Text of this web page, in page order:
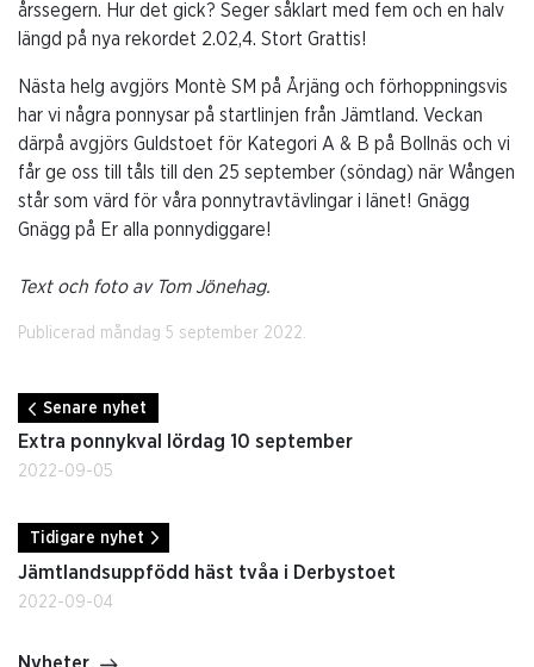
årssegern. Hur det gick? Seger såklart med fem och en halv
längd på nya rekordet 2.02,4. Stort Grattis!
Nästa helg avgjörs Montè SM på Årjäng och förhoppningsvis
har vi några ponnysar på startlinjen från Jämtland. Veckan
därpå avgjörs Guldstoet för Kategori A & B på Bollnäs och vi
får ge oss till tåls till den 25 september (söndag) när Wången
står som värd för våra ponnytravtävlingar i länet! Gnägg
Gnägg på Er alla ponnydiggare!
Text och foto av Tom Jönehag.
Publicerad måndag 5 september 2022.
Senare nyhet
Extra ponnykval lördag 10 september
2022-09-05
Tidigare nyhet
Jämtlandsuppfödd häst tvåa i Derbystoet
2022-09-04
Nyheter